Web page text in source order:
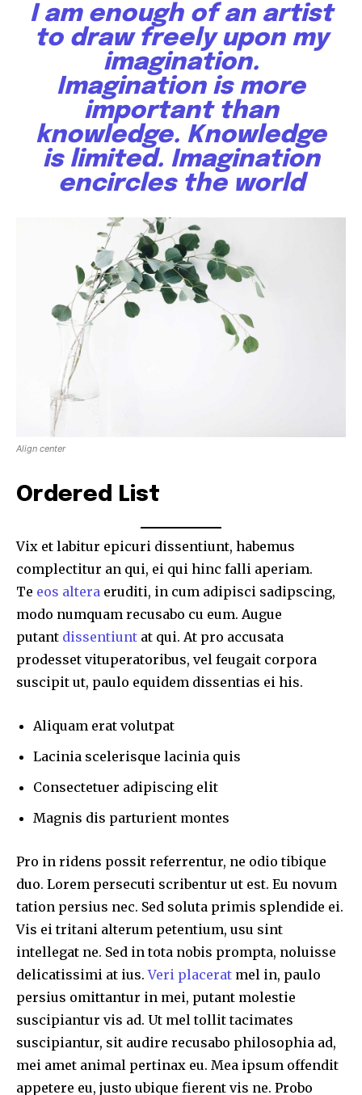
Join our community of
SUBSCRIBERS and be part of the
conversation.
To subscribe, simply enter your email address on our website
or click the subscribe button below. Don't worry, we respect
your privacy and won't spam your inbox. Your information is
safe with us.
32,111
Followers
32,214
Followers
11,243
Followers
I am enough of an artist
to draw freely upon my
imagination.
Imagination is more
important than
knowledge. Knowledge
is limited. Imagination
encircles the world
Align center
Ordered List
Vix et labitur epicuri dissentiunt, habemus
complectitur an qui, ei qui hinc falli aperiam.
Te eos altera eruditi, in cum adipisci sadipscing,
modo numquam recusabo cu eum. Augue
putant dissentiunt at qui. At pro accusata
prodesset vituperatoribus, vel feugait corpora
suscipit ut, paulo equidem dissentias ei his.
Aliquam erat volutpat
Lacinia scelerisque lacinia quis
Consectetuer adipiscing elit
Magnis dis parturient montes
Pro in ridens possit referrentur, ne odio tibique
duo. Lorem persecuti scribentur ut est. Eu novum
tation persius nec. Sed soluta primis splendide ei.
Vis ei tritani alterum petentium, usu sint
intellegat ne. Sed in tota nobis prompta, noluisse
delicatissimi at ius.Veri placerat mel in, paulo
persius omittantur in mei, putant molestie
suscipiantur vis ad. Ut mel tollit tacimates
suscipiantur, sit audire recusabo philosophia ad,
mei amet animal pertinax eu. Mea ipsum offendit
appetere eu, justo ubique fierent vis ne. Probo